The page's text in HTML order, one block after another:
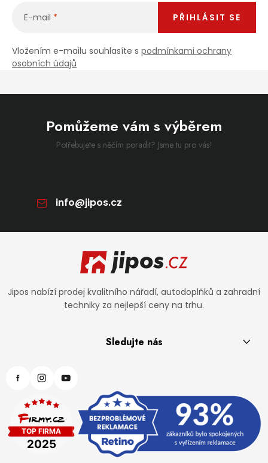
E-mail
Vložením e-mailu souhlasíte s podmínkami ochrany
osobních údajů
PŘIHLÁSIT SE
Pomůžeme vám s výběrem
Potřebujete s něčím poradit? Jsme tu pro vás!
info@jipos.cz
Jipos nabízí prodej kvalitního nářadí, autodoplňků a zahradní
techniky za nejlepší ceny na trhu.
Sledujte nás